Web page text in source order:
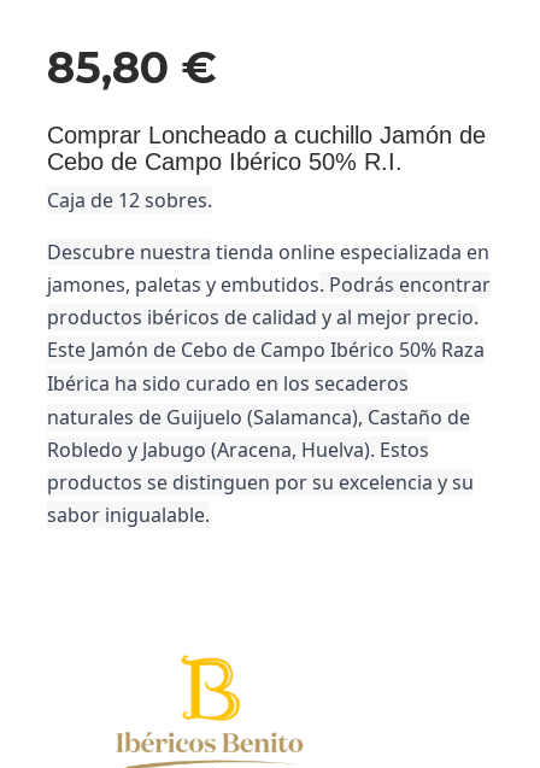
85,80 €
Comprar Loncheado a cuchillo Jamón de
Cebo de Campo Ibérico 50% R.I.
Caja de 12 sobres.
Descubre nuestra tienda online especializada en
jamones, paletas y embutidos. Podrás encontrar
productos ibéricos de calidad y al mejor precio.
Este Jamón de Cebo de Campo Ibérico 50% Raza
Ibérica ha sido curado en los secaderos
naturales de Guijuelo (Salamanca), Castaño de
Robledo y Jabugo (Aracena, Huelva). Estos
productos se distinguen por su excelencia y su
sabor inigualable.